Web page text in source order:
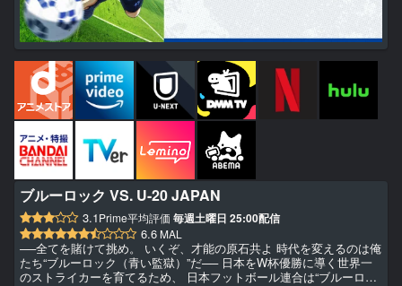
ブルーロック VS. U-20 JAPAN
3.1Prime平均評価 毎週土曜日 25:00配信
6.6 MAL
──全てを賭けて挑め。 いくぞ、才能の原石共よ 時代を変えるのは俺
たち“ブルーロック（青い監獄）”だ── 日本をW杯優勝に導く世界一
のストライカーを育てるため、 日本フットボール連合は“ブルーロッ